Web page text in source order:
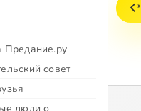
Предание.ру
совет
люди о